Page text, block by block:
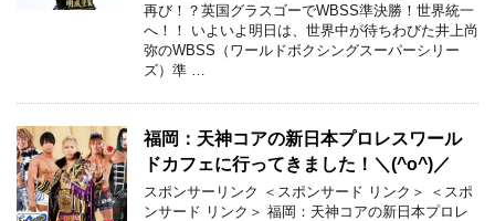
再び！？英国グラスゴーでWBSS準決勝！世界統一
へ！！ いよいよ明日は、世界中が待ちわびた井上尚
弥のWBSS（ワールドボクシングスーパーシリー
ズ）準 …
福岡：天神コアの新日本プロレスワール
ドカフェに行ってきました！＼(^o^)／
スポンサーリンク ＜スポンサード リンク＞ ＜スポ
ンサード リンク＞ 福岡：天神コアの新日本プロレ